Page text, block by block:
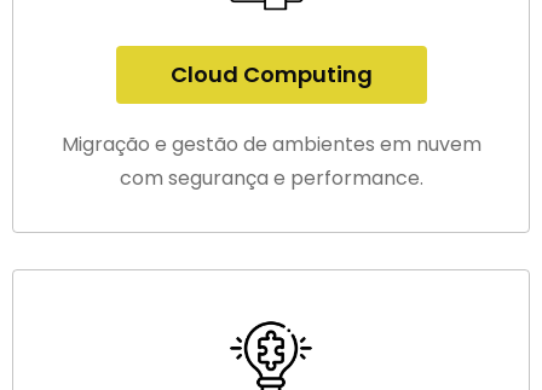
Cloud Computing
Migração e gestão de ambientes em nuvem
com segurança e performance.